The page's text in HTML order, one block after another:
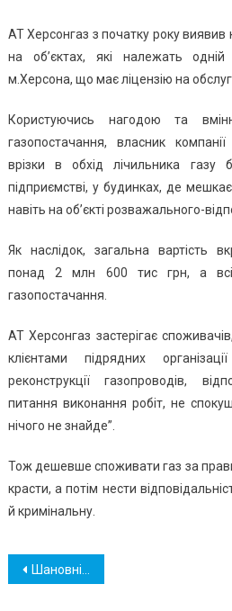
АТ Херсонгаз з початку року виявив
на об’єктах, які належать одній
м.Херсона, що має ліцензію на
Користуючись нагодою та
газопостачання, власник компанії
врізки в обхід лічильника газу
підприємстві, у будинках, де
навіть на об’єкті розважального-
Як наслідок, загальна вартість
понад 2 млн 600 тис грн, а всі
газопостачання.
АТ Херсонгаз застерігає
клієнтами підрядних
реконструкції газопроводів,
питання виконання робіт, не
нічого не знайде”.
Тож дешевше споживати газ за
красти, а потім нести
й кримінальну.
Навігація
Шановні споживачі, нагадуємо про своєчасну передачу показників газового лічильника !